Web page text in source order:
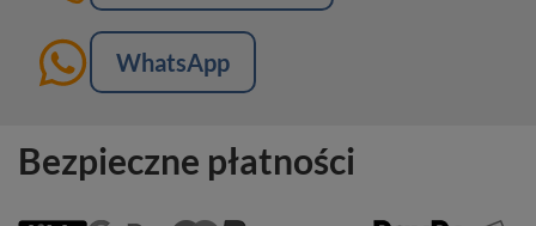
WhatsApp
Bezpieczne płatności